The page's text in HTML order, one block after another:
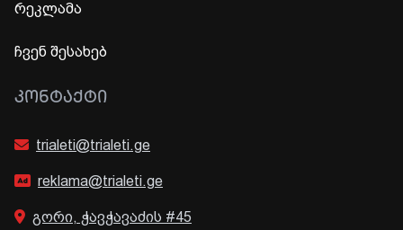
რეკლამა
ჩვენ შესახებ
ᲙᲝᲜᲢᲐᲥᲢᲘ
trialeti@trialeti.ge
reklama@trialeti.ge
გორი, ჭავჭავაძის #45